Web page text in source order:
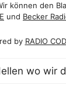
können den
und Becker
by RADIO